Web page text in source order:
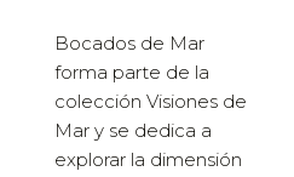
Bocados de Mar
forma parte de la
colección Visiones de
Mar y se dedica a
explorar la dimensión